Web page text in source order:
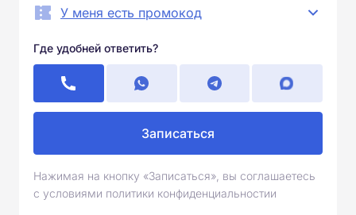
У меня есть промокод
Где удобней ответить?
Записаться
Нажимая на кнопку «Записаться», вы соглашаетесь
с условиями политики конфиденциальностии